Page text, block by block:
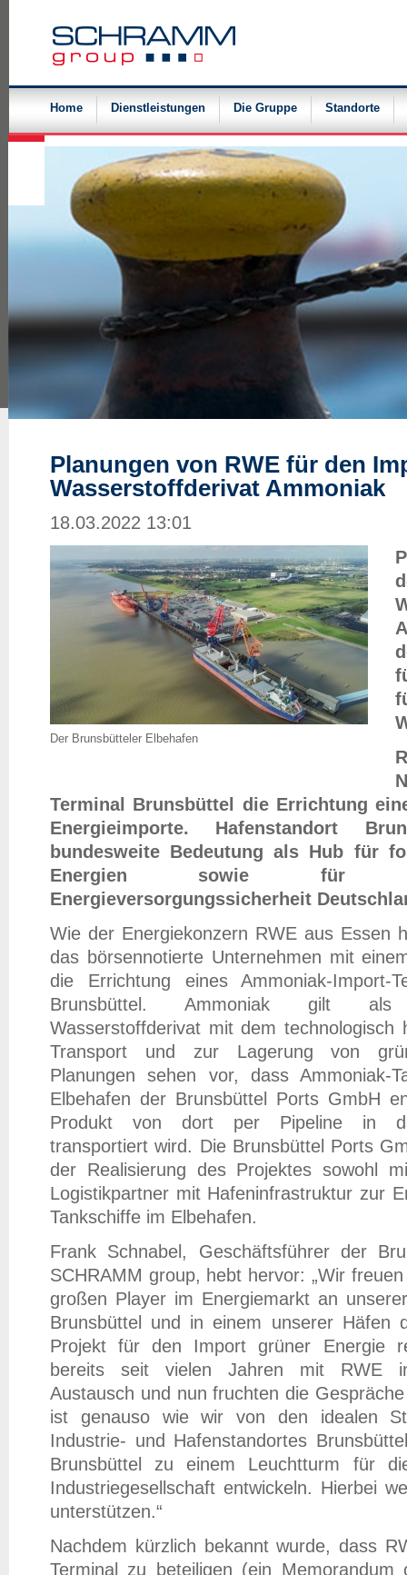
Navigation
überspringen
Home Dienstleistungen Die Gruppe Standorte
Planungen von RWE für den
Wasserstoffderivat Ammoniak
18.03.2022 13:01
Der Brunsbütteler Elbehafen
Terminal Brunsbüttel die Errichtung
Energieimporte. Hafenstandort
bundesweite Bedeutung als Hub für
Energien sowie für
Energieversorgungssicherheit
Wie der Energiekonzern RWE aus Essen
das börsennotierte Unternehmen mit
die Errichtung eines Ammoniak-Import-
Brunsbüttel. Ammoniak gilt als
Wasserstoffderivat mit dem technologisch
Transport und zur Lagerung von
Planungen sehen vor, dass Ammoniak-
Elbehafen der Brunsbüttel Ports GmbH
Produkt von dort per Pipeline in
transportiert wird. Die Brunsbüttel Ports
der Realisierung des Projektes sowohl
Logistikpartner mit Hafeninfrastruktur zur
Tankschiffe im Elbehafen.
Frank Schnabel, Geschäftsführer der
SCHRAMM group, hebt hervor: „Wir
großen Player im Energiemarkt an
Brunsbüttel und in einem unserer Häfen
Projekt für den Import grüner Energie
bereits seit vielen Jahren mit RWE
Austausch und nun fruchten die
ist genauso wie wir von den idealen
Industrie- und Hafenstandortes
Brunsbüttel zu einem Leuchtturm für
Industriegesellschaft entwickeln. Hierbei
unterstützen.“
Nachdem kürzlich bekannt wurde, dass
Terminal zu beteiligen (ein Memorandum